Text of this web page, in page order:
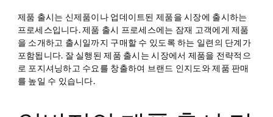
제품 출시는 신제품이나 업데이트된 제품을 시장에 출시하는
프로세스입니다. 제품 출시 프로세스에는 잠재 고객에게 제품
을 소개하고 출시일까지 구매할 수 있도록 하는 일련의 단계가
포함됩니다. 잘 실행된 제품 출시는 시장에서 제품을 전략적으
로 포지셔닝하고 수요를 창출하여 브랜드 인지도와 제품 판매
를 높일 수 있습니다.